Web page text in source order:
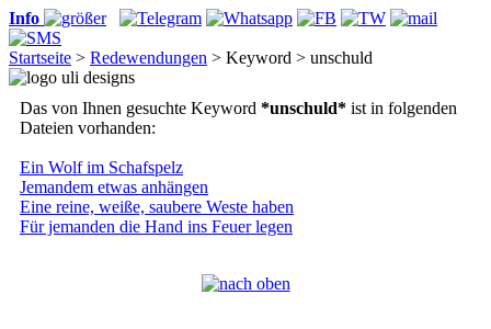
Info
Startseite > Redewendungen > Keyword > unschuld
Das von Ihnen gesuchte Keyword *unschuld* ist in folgenden
Dateien vorhanden:
Ein Wolf im Schafspelz
Jemandem etwas anhängen
Eine reine, weiße, saubere Weste haben
Für jemanden die Hand ins Feuer legen